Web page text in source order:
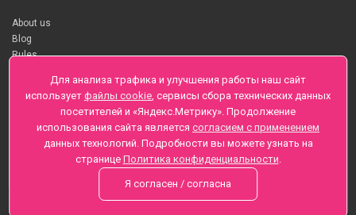
About us
Blog
Rules
About flower Delivery
Payment
Telegramm
Sankt-Peterburg, Zaozernaya 6
+7 (812) 425-01-16
Questions? Call 24 hours
Для анализа трафика и улучшения работы наш сайт
использует файлы cookie, сервисы сбора технических данных
посетителей и «Яндекс.Метрику». Продолжение
использования сайта является согласием с применением
данных технологий. Подробности вы можете узнать на
странице Политика конфиденциальности.
Я согласен / согласна